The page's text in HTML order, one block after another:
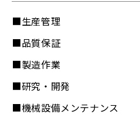
■生産管理
■品質保証
■製造作業
■研究・開発
■機械設備メンテナンス